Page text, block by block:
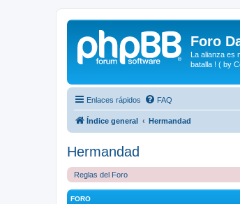
Foro
La alianza es
batalla ! ( by
Enlaces rápidos FAQ
Índice general Hermandad
Hermandad
Reglas del Foro
FORO